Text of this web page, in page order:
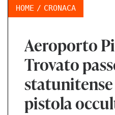
HOME CRONACA
Aeroporto
Trovato
pistola